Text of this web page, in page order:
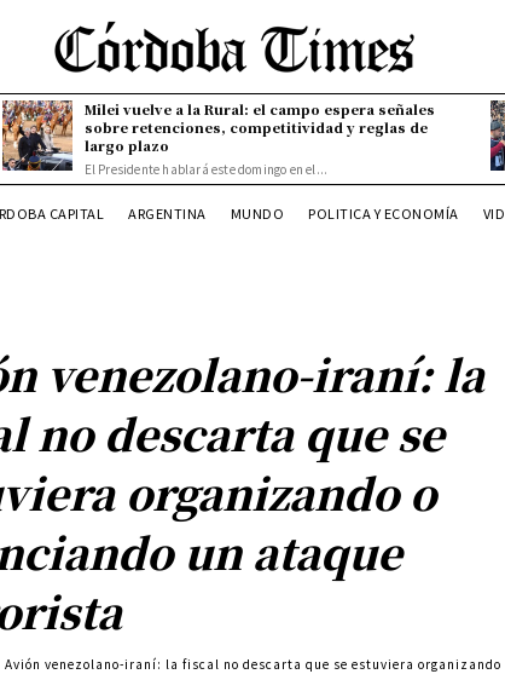
Milei vuelve a la Rural: el campo espera señales
sobre retenciones, competitividad y reglas de
largo plazo
El Presidente hablará este domingo en el...
CAPITAL ARGENTINA MUNDO POLITICA Y ECONOMÍA
venezolano-iraní: la
no descarta que se
organizando o
un ataque
Avión venezolano-iraní: la fiscal no descarta que se estuviera organizando